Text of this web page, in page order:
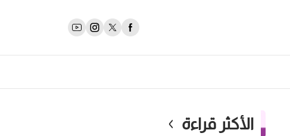
الأكثر قراءة